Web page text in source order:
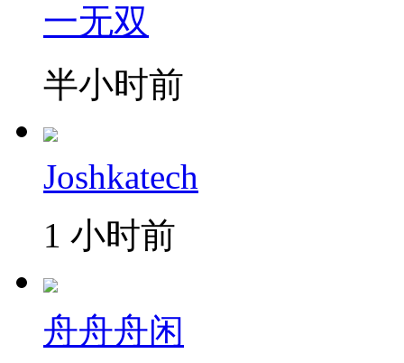
一无双
半小时前
Joshkatech
1 小时前
舟舟舟闲